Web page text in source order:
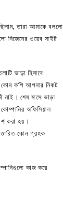
তারা আমাকে বললো
নিজেদের ওয়েব সাইট
ভাড়া হিসাবে
কোন কপি আপনার নিকট
শেষ মাসে ভাড়া
অফিসিয়াল
করা হয়।
কোন গ্রহক
কাজ করে